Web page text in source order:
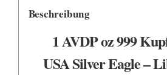
Beschreibung
1 AVDP oz 999
USA Silver Eagle –